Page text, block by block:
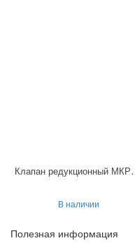
Клапан
В наличии
Полезная информация